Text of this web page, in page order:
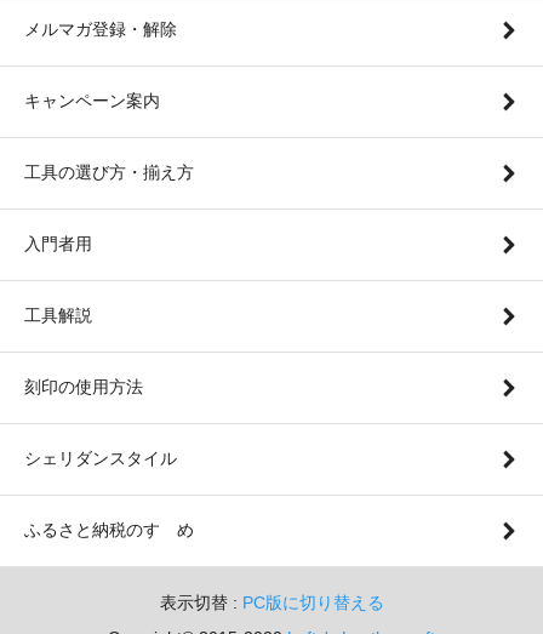
メルマガ登録・解除
キャンペーン案内
工具の選び方・揃え方
入門者用
工具解説
刻印の使用方法
シェリダンスタイル
ふるさと納税のすゝめ
表示切替 : PC版に切り替える